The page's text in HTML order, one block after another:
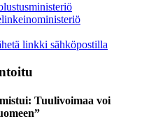
linkki sähköpostilla
Tuulivoimaa voi